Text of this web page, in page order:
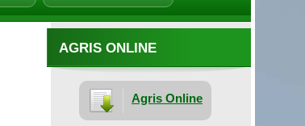
AGRIS ONLINE
Agris Online